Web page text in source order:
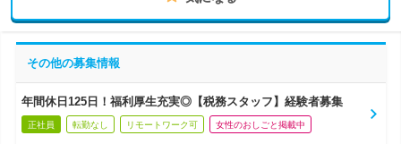
その他の募集情報
年間休日125日！福利厚生充実◎【税務スタッフ】経験者募集
正社員 転勤なし リモートワーク可 女性のおしごと掲載中